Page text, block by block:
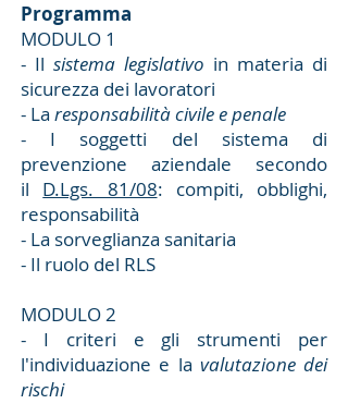
Programma
MODULO 1
- Il sistema legislativo in materia di
sicurezza dei lavoratori
- La responsabilità civile e penale
- I soggetti del sistema di
prevenzione aziendale secondo
il D.Lgs. 81/08: compiti, obblighi,
responsabilità
- La sorveglianza sanitaria
- Il ruolo del RLS
MODULO 2
- I criteri e gli strumenti per
l'individuazione e la valutazione dei
rischi